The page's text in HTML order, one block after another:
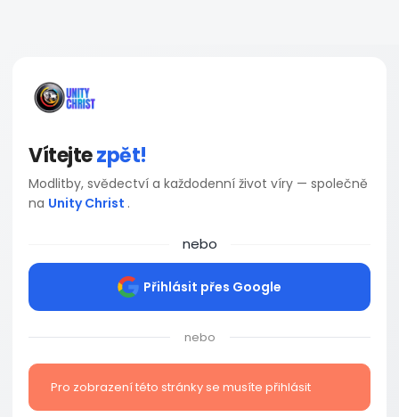
Vítejtezpět!
Modlitby, svědectví a každodenní život víry — společně
na Unity Christ .
nebo
Přihlásit přes Google
nebo
Pro zobrazení této stránky se musíte přihlásit